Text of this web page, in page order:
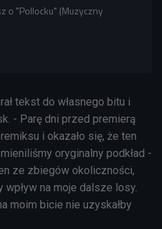
o "Pollocku" (Muzyczny
tekst do własnego bitu i
- Parę dni przed premierą
i okazało się, że ten
oryginalny podkład -
ze zbiegów okoliczności,
wpływ na moje dalsze losy.
moim bicie nie uzyskałby